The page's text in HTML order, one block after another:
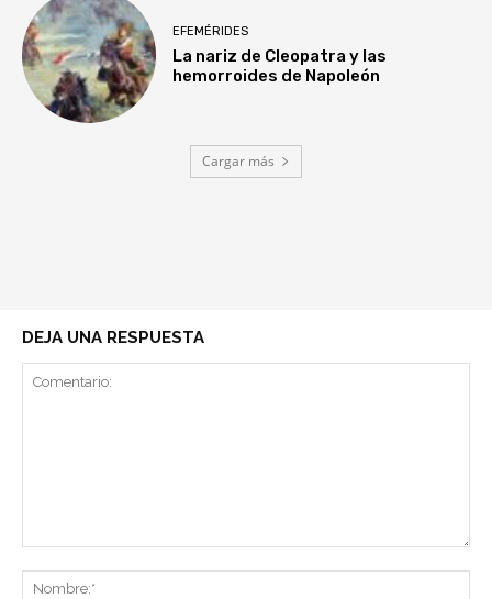
EFEMÉRIDES
La nariz de Cleopatra y las
hemorroides de Napoleón
Cargar más
DEJA UNA RESPUESTA